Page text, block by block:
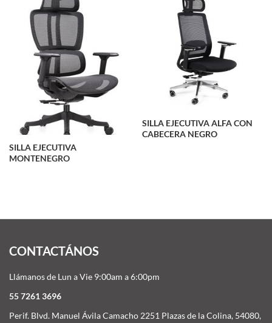
SILLA EJECUTIVA
MONTENEGRO
SILLA EJECUTIVA ALFA CON
CABECERA NEGRO
CONTACTÁNOS
Llámanos de Lun a Vie 9:00am a 6:00pm
55 7261 3696
Perif. Blvd. Manuel Ávila Camacho 2251 Plazas de la Colina, 54080,